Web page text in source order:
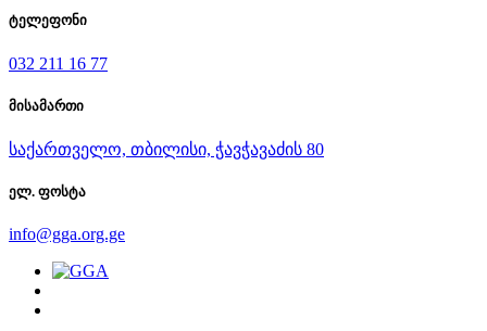
ტელეფონი
032 211 16 77
მისამართი
საქართველო, თბილისი, ჭავჭავაძის 80
ელ. ფოსტა
info@gga.org.ge